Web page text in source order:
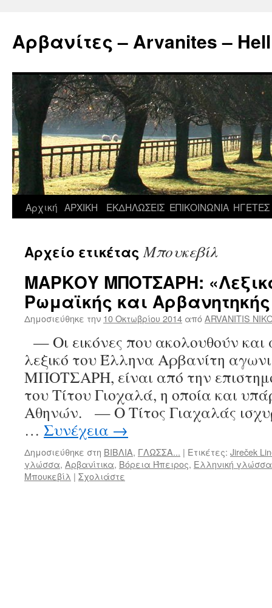
περιεχόμενο
Αρβανίτες – Arvanites –
Αρχική ΑΡΧΙΚΗ ΕΚΔΗΛΩΣΕΙΣ ΕΠΙΚΟΙΝΩΝΙΑ ΗΓΕΤΕΣ
Αρχείο ετικέταςΜπουκεβίλ
ΜΑΡΚΟΥ ΜΠΟΤΣΑΡΗ:
Ρωμαϊκής και
Δημοσιεύθηκε την 10 Οκτωβρίου 2014 απόARVANITIS
— Οι εικόνες που ακολουθούν και
λεξικό του Έλληνα Αρβανίτη
ΜΠΟΤΣΑΡΗ, είναι από την
του Τίτου Γιοχαλά, η οποία και
Αθηνών. — Ο Τίτος Γιαχαλάς
… Συνέχεια →
Δημοσιεύθηκε στη ΒΙΒΛΙΑ, ΓΛΩΣΣΑ... | Ετικέτες: Jireček
γλώσσα, Αρβανίτικα, Βόρεια Ήπειρος, Ελληνική γλώσσα
Μπουκεβίλ | Σχολιάστε